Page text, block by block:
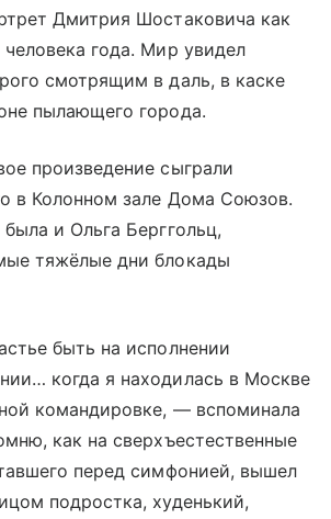
Дмитрия Шостаковича как
года. Мир увидел
смотрящим в даль, в каске
пылающего города.
произведение сыграли
в Колонном зале Дома Союзов.
и Ольга Берггольц,
тяжёлые дни блокады
быть на исполнении
когда я находилась в Москве
командировке, — вспоминала
как на сверхъестественные
перед симфонией, вышел
подростка, худенький,